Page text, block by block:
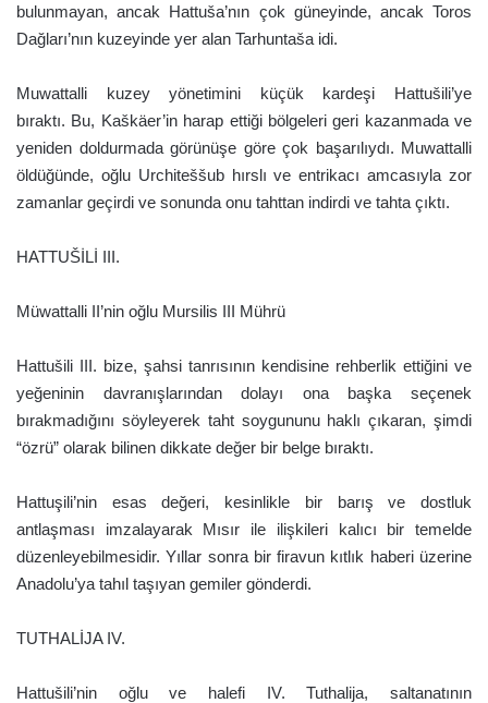
bulunmayan, ancak Hattuša’nın çok güneyinde, ancak Toros
Dağları’nın kuzeyinde yer alan Tarhuntaša idi.
Muwattalli kuzey yönetimini küçük kardeşi Hattušili’ye
bıraktı. Bu, Kaškäer’in harap ettiği bölgeleri geri kazanmada ve
yeniden doldurmada görünüşe göre çok başarılıydı. Muwattalli
öldüğünde, oğlu Urchiteššub hırslı ve entrikacı amcasıyla zor
zamanlar geçirdi ve sonunda onu tahttan indirdi ve tahta çıktı.
HATTUŠİLİ III.
Müwattalli II’nin oğlu Mursilis III Mührü
Hattušili III. bize, şahsi tanrısının kendisine rehberlik ettiğini ve
yeğeninin davranışlarından dolayı ona başka seçenek
bırakmadığını söyleyerek taht soygununu haklı çıkaran, şimdi
“özrü” olarak bilinen dikkate değer bir belge bıraktı.
Hattuşili’nin esas değeri, kesinlikle bir barış ve dostluk
antlaşması imzalayarak Mısır ile ilişkileri kalıcı bir temelde
düzenleyebilmesidir. Yıllar sonra bir firavun kıtlık haberi üzerine
Anadolu’ya tahıl taşıyan gemiler gönderdi.
TUTHALİJA IV.
Hattušili’nin oğlu ve halefi IV. Tuthalija, saltanatının